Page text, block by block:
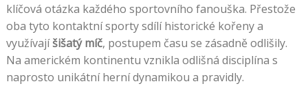
klíčová otázka každého sportovního fanouška. Přestože
oba tyto kontaktní sporty sdílí historické kořeny a
využívajíšišatý míč, postupem času se zásadně odlišily.
Na americkém kontinentu vznikla odlišná disciplína s
naprosto unikátní herní dynamikou a pravidly.